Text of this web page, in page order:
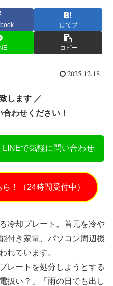
はてブ
コピー
2025.12.18
します ／
わせください！
で気軽に問い合わせ
！（24時間受付中）
冷却プレート。首元を冷や
付き家電、パソコン周辺機
れています。
レートを処分しようとする
扱い？」「雨の日でも出し